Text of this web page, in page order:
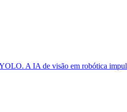
A IA de visão em robótica